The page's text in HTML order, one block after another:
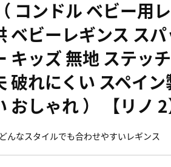
コンドル ベビー用
ベビーレギンス ス
キッズ 無地 ステッ
破れにくい スペイン
おしゃれ ） 【リノ 2
んなスタイルでも合わせやすいレギンス